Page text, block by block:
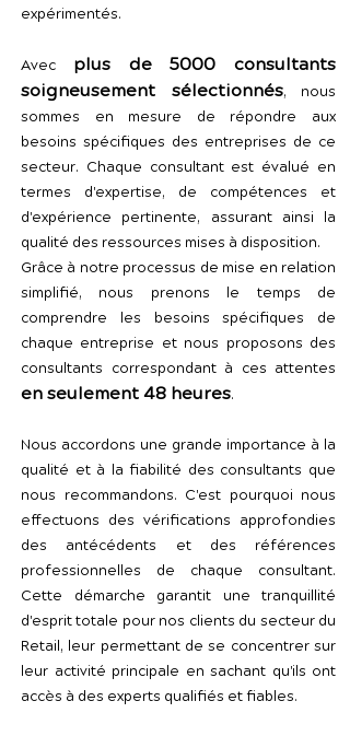
expérimentés.
Avec plus de 5000 consultants
soigneusement sélectionnés, nous
sommes en mesure de répondre aux
besoins spécifiques des entreprises de ce
secteur. Chaque consultant est évalué en
termes d'expertise, de compétences et
d'expérience pertinente, assurant ainsi la
qualité des ressources mises à disposition.
Grâce à notre processus de mise en relation
simplifié, nous prenons le temps de
comprendre les besoins spécifiques de
chaque entreprise et nous proposons des
consultants correspondant à ces attentes
en seulement 48 heures.
Nous accordons une grande importance à la
qualité et à la fiabilité des consultants que
nous recommandons. C'est pourquoi nous
effectuons des vérifications approfondies
des antécédents et des références
professionnelles de chaque consultant.
Cette démarche garantit une tranquillité
d'esprit totale pour nos clients du secteur du
Retail, leur permettant de se concentrer sur
leur activité principale en sachant qu'ils ont
accès à des experts qualifiés et fiables.